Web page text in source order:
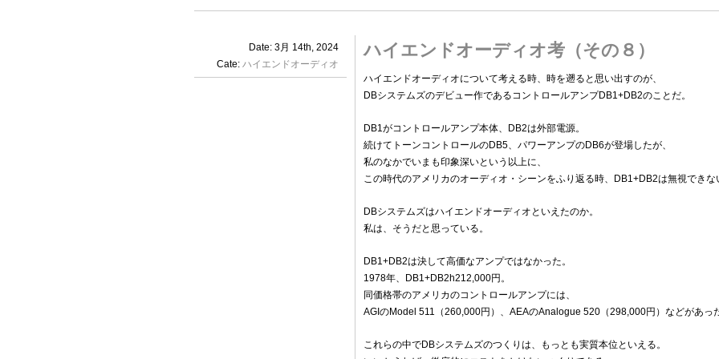
Date: 3月 14th, 2024
Cate: ハイエンドオーディオ
ハイエンドオーディオ考（その８）
ハイエンドオーディオについて考える時、時を遡ると思い出すのが、
DBシステムズのデビュー作であるコントロールアンプDB1+DB2のことだ。
DB1がコントロールアンプ本体、DB2は外部電源。
続けてトーンコントロールのDB5、パワーアンプのDB6が登場したが、
私のなかでいまも印象深いという以上に、
この時代のアメリカのオーディオ・シーンをふり返る時、DB1+DB2は無視できな
DBシステムズはハイエンドオーディオといえたのか。
私は、そうだと思っている。
DB1+DB2は決して高価なアンプではなかった。
1978年、DB1+DB2h212,000円。
同価格帯のアメリカのコントロールアンプには、
AGIのModel 511（260,000円）、AEAのAnalogue 520（298,000円）などがあっ
これらの中でDBシステムズのつくりは、もっとも実質本位といえる。